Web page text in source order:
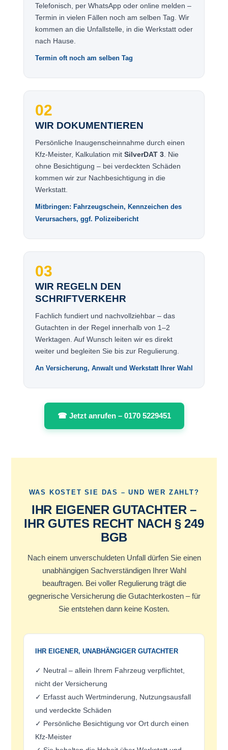
Telefonisch, per WhatsApp oder online melden –
Termin in vielen Fällen noch am selben Tag. Wir
kommen an die Unfallstelle, in die Werkstatt oder
nach Hause.
Termin oft noch am selben Tag
02
WIR DOKUMENTIEREN
Persönliche Inaugenscheinnahme durch einen
Kfz-Meister, Kalkulation mit SilverDAT 3. Nie
ohne Besichtigung – bei verdeckten Schäden
kommen wir zur Nachbesichtigung in die
Werkstatt.
Mitbringen: Fahrzeugschein, Kennzeichen des
Verursachers, ggf. Polizeibericht
03
WIR REGELN DEN
SCHRIFTVERKEHR
Fachlich fundiert und nachvollziehbar – das
Gutachten in der Regel innerhalb von 1–2
Werktagen. Auf Wunsch leiten wir es direkt
weiter und begleiten Sie bis zur Regulierung.
An Versicherung, Anwalt und Werkstatt Ihrer Wahl
☎ Jetzt anrufen – 0170 5229451
WAS KOSTET SIE DAS – UND WER ZAHLT?
IHR EIGENER GUTACHTER –
IHR GUTES RECHT NACH § 249
BGB
Nach einem unverschuldeten Unfall dürfen Sie einen
unabhängigen Sachverständigen Ihrer Wahl
beauftragen. Bei voller Regulierung trägt die
gegnerische Versicherung die Gutachterkosten – für
Sie entstehen dann keine Kosten.
IHR EIGENER, UNABHÄNGIGER GUTACHTER
✓ Neutral – allein Ihrem Fahrzeug verpflichtet,
nicht der Versicherung
✓ Erfasst auch Wertminderung, Nutzungsausfall
und verdeckte Schäden
✓ Persönliche Besichtigung vor Ort durch einen
Kfz-Meister